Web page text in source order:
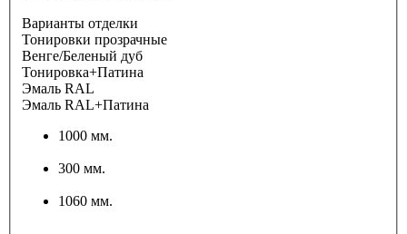
Варианты отделки
Тонировки прозрачные
Венге/Беленый дуб
Тонировка+Патина
Эмаль RAL
Эмаль RAL+Патина
1000 мм.
300 мм.
1060 мм.